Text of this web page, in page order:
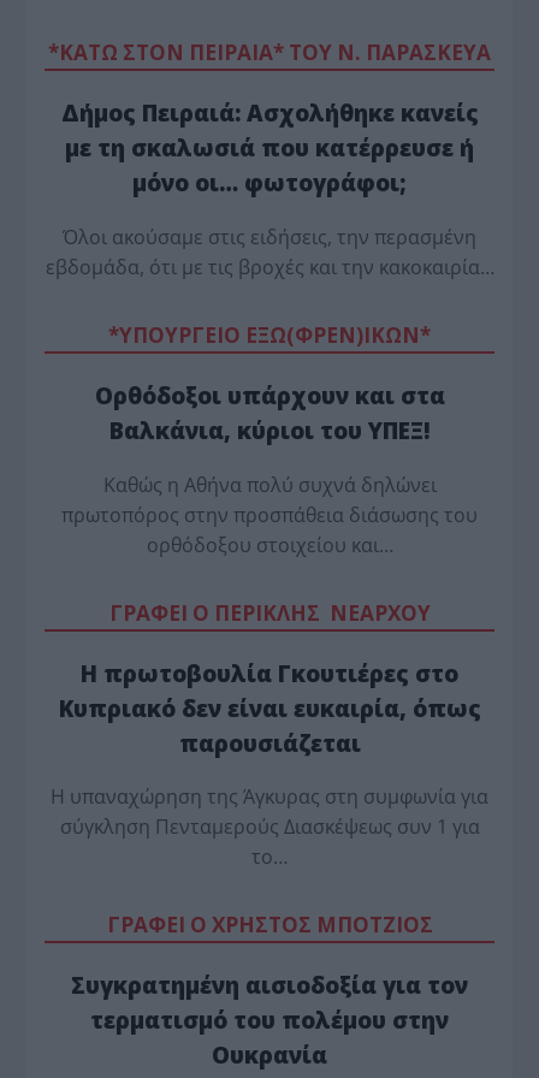
*ΚΑΤΩ ΣΤΟΝ ΠΕΙΡΑΙΑ* ΤΟΥ Ν. ΠΑΡΑΣΚΕΥΑ
Δήμος Πειραιά: Ασχολήθηκε κανείς
με τη σκαλωσιά που κατέρρευσε ή
μόνο οι… φωτογράφοι;
Όλοι ακούσαμε στις ειδήσεις, την περασμένη
εβδομάδα, ότι με τις βροχές και την κακοκαιρία…
*ΥΠΟΥΡΓΕΙΟ ΕΞΩ(ΦΡΕΝ)ΙΚΩΝ*
Ορθόδοξοι υπάρχουν και στα
Βαλκάνια, κύριοι του ΥΠΕΞ!
Καθώς η Αθήνα πολύ συχνά δηλώνει
πρωτοπόρος στην προσπάθεια διάσωσης του
ορθόδοξου στοιχείου και…
ΓΡΑΦΕΙ Ο ΠΕΡΙΚΛΗΣ ΝΕΑΡΧΟΥ
Η πρωτοβουλία Γκουτιέρες στο
Κυπριακό δεν είναι ευκαιρία, όπως
παρουσιάζεται
Η υπαναχώρηση της Άγκυρας στη συμφωνία για
σύγκληση Πενταμερούς Διασκέψεως συν 1 για
το…
ΓΡΑΦΕΙ Ο ΧΡΗΣΤΟΣ ΜΠΟΤΖΙΟΣ
Συγκρατημένη αισιοδοξία για τον
τερματισμό του πολέμου στην
Ουκρανία